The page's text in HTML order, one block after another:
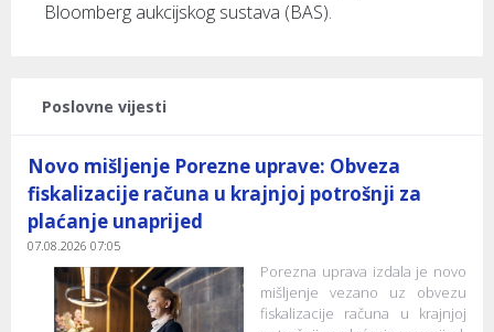
Bloomberg aukcijskog sustava (BAS).
Poslovne vijesti
Novo mišljenje Porezne uprave: Obveza
fiskalizacije računa u krajnjoj potrošnji za
plaćanje unaprijed
07.08.2026 07:05
Porezna uprava izdala je novo
mišljenje vezano uz obvezu
fiskalizacije računa u krajnjoj